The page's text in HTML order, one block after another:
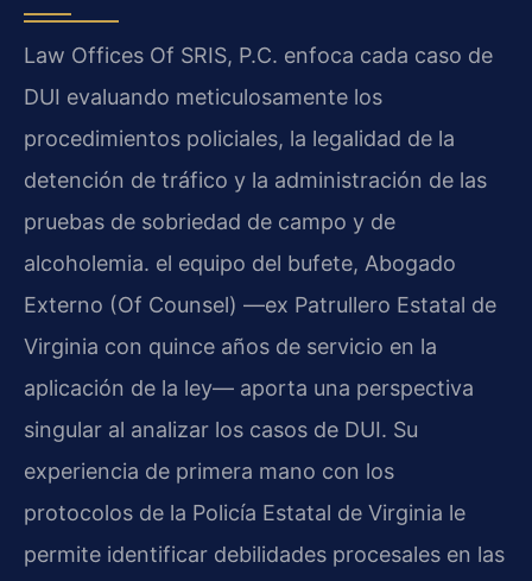
Law Offices Of SRIS, P.C. enfoca cada caso de
DUI evaluando meticulosamente los
procedimientos policiales, la legalidad de la
detención de tráfico y la administración de las
pruebas de sobriedad de campo y de
alcoholemia. el equipo del bufete, Abogado
Externo (Of Counsel) —ex Patrullero Estatal de
Virginia con quince años de servicio en la
aplicación de la ley— aporta una perspectiva
singular al analizar los casos de DUI. Su
experiencia de primera mano con los
protocolos de la Policía Estatal de Virginia le
permite identificar debilidades procesales en las